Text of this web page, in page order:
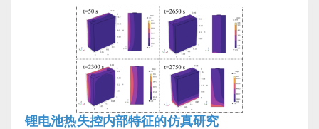
锂电池热失控内部特征的仿真研究